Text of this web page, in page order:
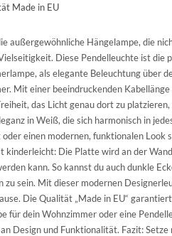
Made in EU
außergewöhnliche Hängelampe, die
Diese Pendelleuchte ist die
als elegante Beleuchtung über
Mit einer beeindruckenden
das Licht genau dort zu
in Weiß, die sich harmonisch in
einen modernen, funktionalen Look
kinderleicht: Die Platte wird an der
kann. So kannst du auch dunkle
zu sein. Mit dieser modernen
Die Qualität „Made in EU“
für dein Wohnzimmer oder eine
Design und Funktionalität. Fazit: